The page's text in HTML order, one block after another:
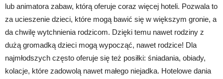
lub animatora zabaw, którą oferuje coraz więcej hoteli. Pozwala to
za ucieszenie dzieci, które mogą bawić się w większym gronie, a
da chwilę wytchnienia rodzicom. Dzięki temu nawet rodziny z
dużą gromadką dzieci mogą wypocząć, nawet rodzice! Dla
najmłodszych często oferuje się też posiłki: śniadania, obiady,
kolacje, które zadowolą nawet małego niejadka. Hotelowe dania